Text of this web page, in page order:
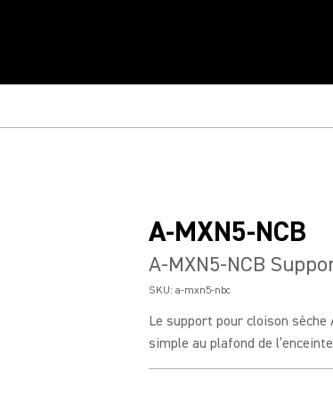
A-MXN5-NCB
A-MXN5-NCB
SKU: a-mxn5-nbc
Le support pour cloison
simple au plafond de